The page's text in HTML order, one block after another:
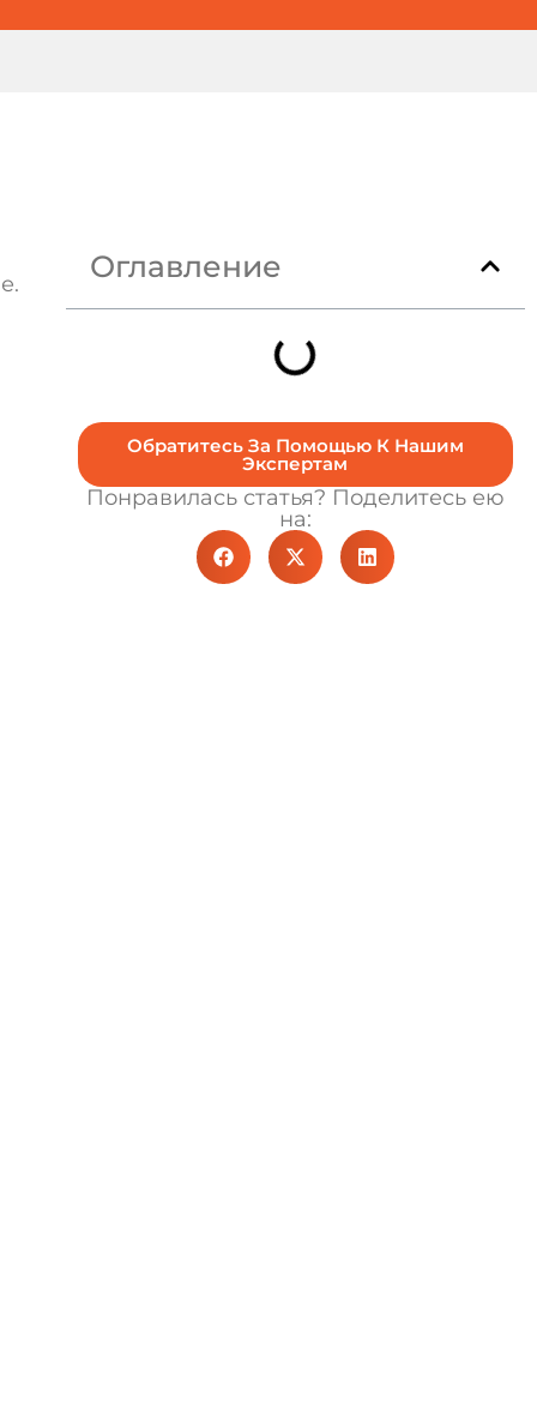
Оглавление
Обратитесь За Помощью К Нашим
Экспертам
Понравилась статья? Поделитесь ею
на: